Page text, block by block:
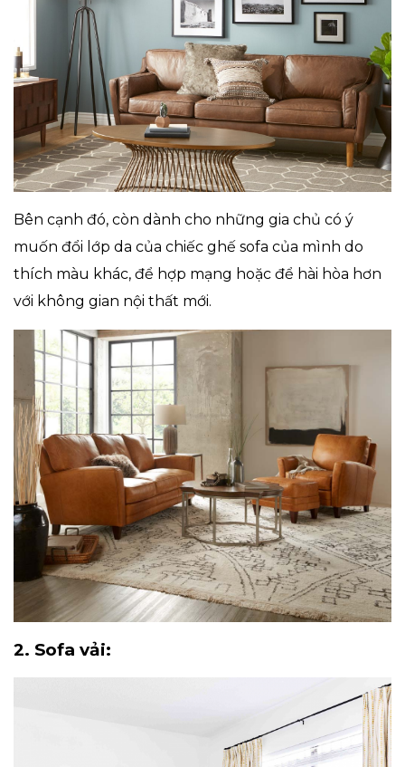
Bên cạnh đó, còn dành cho những gia chủ có ý
muốn đổi lớp da của chiếc ghế sofa của mình do
thích màu khác, để hợp mạng hoặc để hài hòa hơn
với không gian nội thất mới.
2. Sofa vải: